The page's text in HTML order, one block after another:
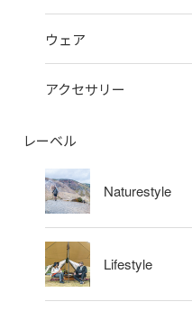
ウェア
アクセサリー
レーベル
Naturestyle
Lifestyle